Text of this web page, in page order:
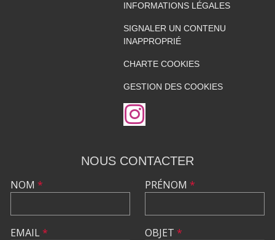
INFORMATIONS LÉGALES
SIGNALER UN CONTENU
INAPPROPRIÉ
CHARTE COOKIES
GESTION DES COOKIES
NOUS CONTACTER
NOM *
EMAIL*
PRÉNOM *
OBJET *